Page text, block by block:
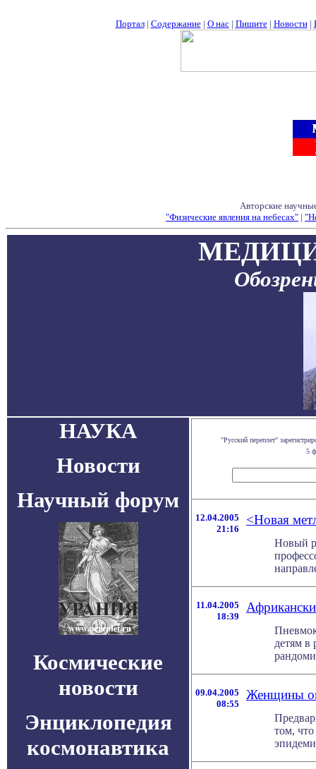
Портал| Содержание| О нас| Пишите| Новости|
Авторские
"Физические явления на небесах" |
НАУКА
Новости
Научный форум
Космические
новости
Энциклопедия
космонавтика
"Русский переплет"
5
12.04.2005
21:16
<Новая
Новый
11.04.2005
18:39
детям в
09.04.2005
08:55
Женщины
том,